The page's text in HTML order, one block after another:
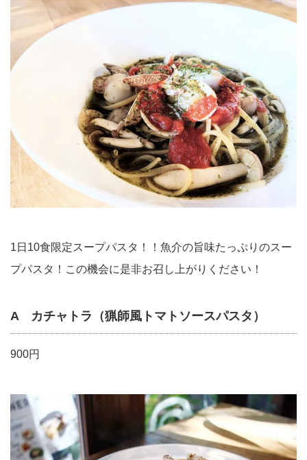
1日10食限定スープパスタ！！魚介の旨味たっぷりのスー
プパスタ！この機会に是非お召し上がりください！
A カチャトラ（猟師風トマトソースパスタ）
900円